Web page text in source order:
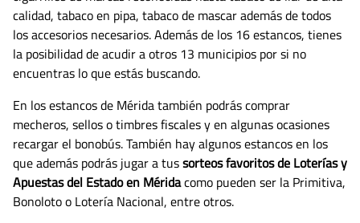
calidad, tabaco en pipa, tabaco de mascar además de todos
los accesorios necesarios.Además de los 16 estancos, tienes
la posibilidad de acudir a otros 13 municipios por si no
encuentras lo que estás buscando.
En los estancos de Mérida también podrás comprar
mecheros, sellos o timbres fiscales y en algunas ocasiones
recargar el bonobús. También hay algunos estancos en los
que además podrás jugar a tussorteos favoritos de Loterías y
Apuestas del Estado en Méridacomo pueden ser la Primitiva,
Bonoloto o Lotería Nacional, entre otros.